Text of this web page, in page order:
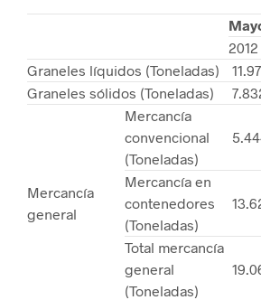
2012
Graneles líquidos (Toneladas)
Graneles sólidos (Toneladas)
Mercancía
general
Mercancía
convencional
(Toneladas)
Mercancía en
contenedores
(Toneladas)
Total mercancía
general
(Toneladas)